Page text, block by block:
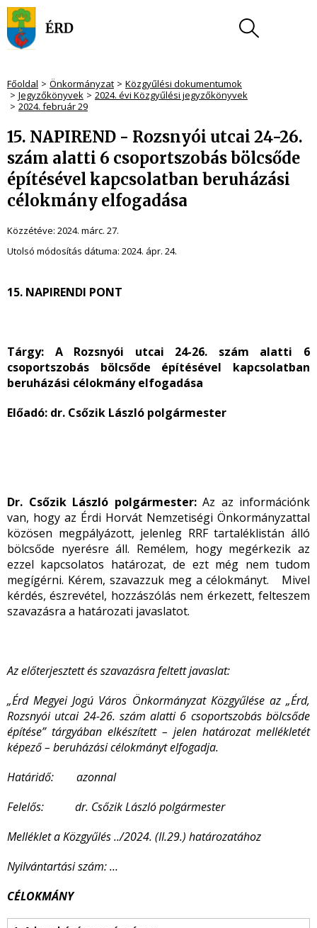
Főoldal Önkormányzat
Közgyűlési dokumentumok
Jegyzőkönyvek
2024. évi Közgyűlési jegyzőkönyvek
2024. február 29
15. NAPIREND - Rozsnyói utcai 24-26.
szám alatti 6 csoportszobás bölcsőde
építésével kapcsolatban beruházási
célokmány elfogadása
Közzétéve: 2024. márc. 27.
Utolsó módosítás dátuma: 2024. ápr. 24.
15. NAPIRENDI PONT
Tárgy: A Rozsnyói utcai 24-26. szám alatti 6
csoportszobás bölcsőde építésével kapcsolatban
beruházási célokmány elfogadása
Előadó: dr. Csőzik László polgármester
Dr. Csőzik László polgármester: Az az információnk
van, hogy az Érdi Horvát Nemzetiségi Önkormányzattal
közösen megpályázott, jelenleg RRF tartaléklistán álló
bölcsőde nyerésre áll. Remélem, hogy megérkezik az
ezzel kapcsolatos határozat, de ezt még nem tudom
megígérni. Kérem, szavazzuk meg a célokmányt. Mivel
kérdés, észrevétel, hozzászólás nem érkezett, felteszem
szavazásra a határozati javaslatot.
Az előterjesztett és szavazásra feltett javaslat:
„Érd Megyei Jogú Város Önkormányzat Közgyűlése az „Érd,
Rozsnyói utcai 24-26. szám alatti 6 csoportszobás bölcsőde
építése” tárgyában elkészített – jelen határozat mellékletét
képező – beruházási célokmányt elfogadja.
Határidő: azonnal
Felelős: dr. Csőzik László polgármester
Melléklet a Közgyűlés ../2024. (II.29.) határozatához
Nyilvántartási szám: …
CÉLOKMÁNY